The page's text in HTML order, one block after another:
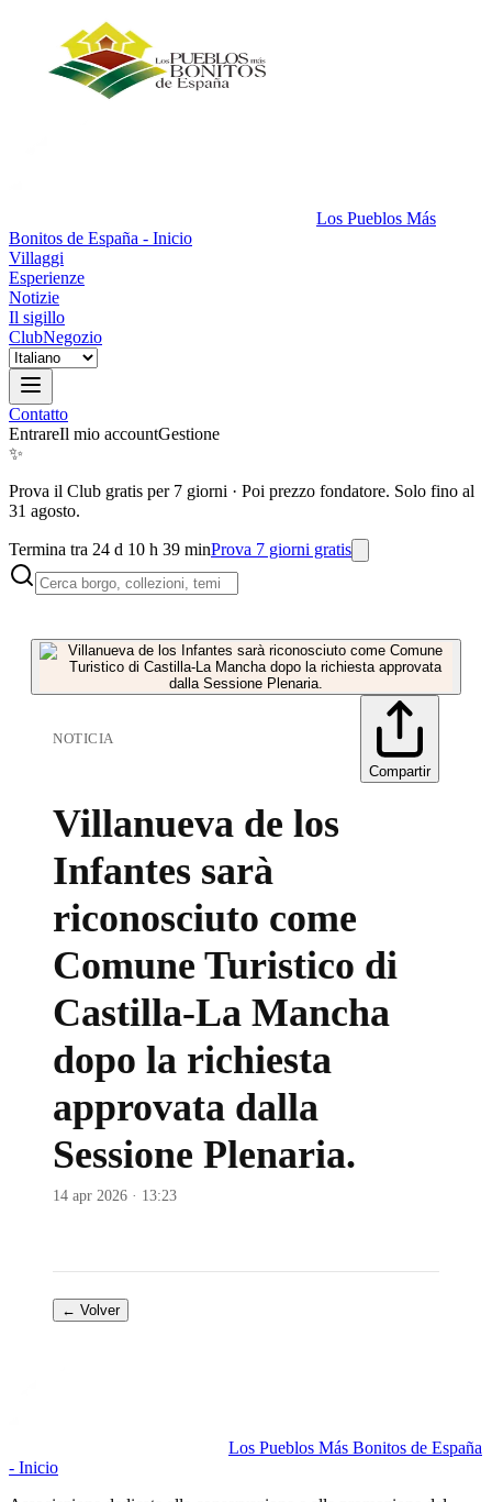
Los Pueblos Más
Bonitos de España - Inicio
Villaggi
Esperienze
Notizie
Il sigillo
ClubNegozio
Contatto
EntrareIl mio accountGestione
✨
Prova il Club gratis per 7 giorni · Poi prezzo fondatore. Solo fino al
31 agosto.
Termina tra 24 d 10 h 39 minProva 7 giorni gratis
NOTICIA
Compartir
Villanueva de los
Infantes sarà
riconosciuto come
Comune Turistico di
Castilla-La Mancha
dopo la richiesta
approvata dalla
Sessione Plenaria.
14 apr 2026 · 13:23
← Volver
Los Pueblos Más Bonitos de España
- Inicio